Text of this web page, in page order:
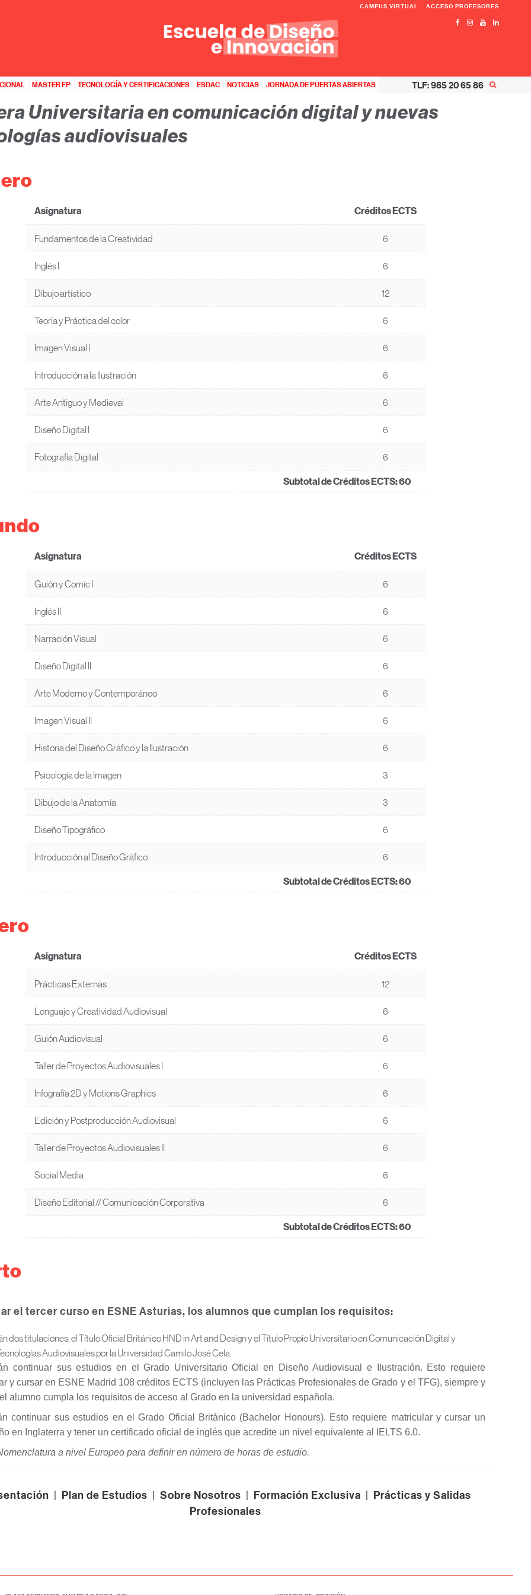
CAMPUS VIRTUAL ACCESO PROFESORES
MASTER FP TECNOLOGÍA Y CERTIFICACIONES ESDAC NOTICIAS JORNADA DE PUERTAS ABIERTAS TLF: 985 20 65 86
Universitaria en comunicación digital y nuevas
audiovisuales
Asignatura Créditos ECTS
Fundamentos de la Creatividad 6
Inglés I 6
Dibujo artístico 12
Teoría y Práctica del color 6
Imagen Visual I 6
Introducción a la Ilustración 6
Arte Antiguo y Medieval 6
Diseño Digital I 6
Fotografía Digital 6
Subtotal de Créditos ECTS:60
Asignatura Créditos ECTS
Guión y Comic I 6
Inglés II 6
Narración Visual 6
Diseño Digital II 6
Arte Moderno y Contemporáneo 6
Imagen Visual II 6
Historia del Diseño Gráfico y la Ilustración 6
Psicología de la Imagen 3
Dibujo de la Anatomía 3
Diseño Tipográfico 6
Introducción al Diseño Gráfico 6
Subtotal de Créditos ECTS:60
Asignatura Créditos ECTS
Prácticas Externas 12
Lenguaje y Creatividad Audiovisual 6
Guión Audiovisual 6
Taller de Proyectos Audiovisuales I 6
Infografía 2D y Motions Graphics 6
Edición y Postproducción Audiovisual 6
Taller de Proyectos Audiovisuales II 6
Social Media 6
Diseño Editorial // Comunicación Corporativa 6
Subtotal de Créditos ECTS:60
el tercer curso en ESNE Asturias, los alumnos que cumplan los requisitos:
dos titulaciones: el Título Oficial Británico HND in Art and Design y el Título Propio Universitario en Comunicación Digital y
Audiovisuales por la Universidad Camilo José Cela.
continuar sus estudios en el Grado Universitario Oficial en Diseño Audiovisual e Ilustración. Esto requiere
y cursar en ESNE Madrid 108 créditos ECTS (incluyen las Prácticas Profesionales de Grado y el TFG), siempre y
alumno cumpla los requisitos de acceso al Grado en la universidad española.
continuar sus estudios en el Grado Oficial Británico (Bachelor Honours). Esto requiere matricular y cursar un
en Inglaterra y tener un certificado oficial de inglés que acredite un nivel equivalente al IELTS 6.0.
a nivel Europeo para definir en número de horas de estudio.
| Plan de Estudios | Sobre Nosotros | Formación Exclusiva | Prácticas y Salidas
Profesionales